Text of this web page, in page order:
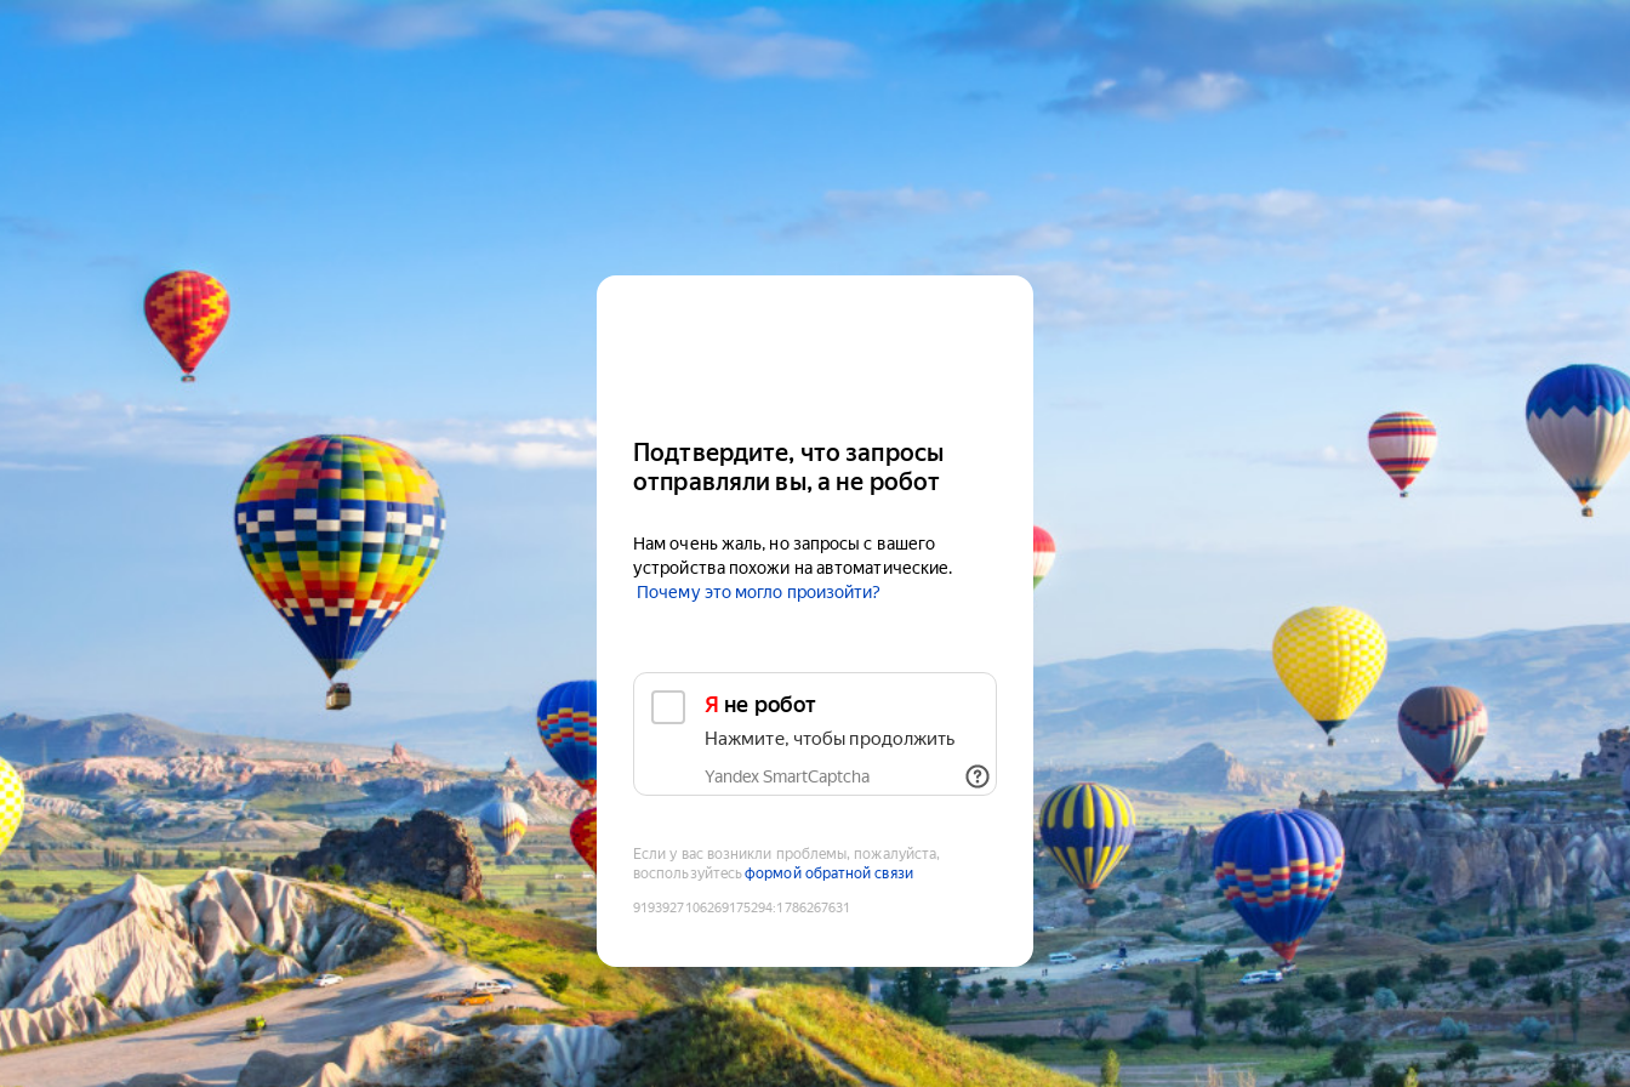
Подтвердите, что запросы
отправляли вы, а не робот
Нам очень жаль, но запросы с вашего
устройства похожи на автоматические.
Почему это могло произойти?
Я не робот
Нажмите, чтобы продолжить
Yandex SmartCaptcha
Если у вас возникли проблемы, пожалуйста,
воспользуйтесьформой обратной связи
9193927106269175294:1786267631